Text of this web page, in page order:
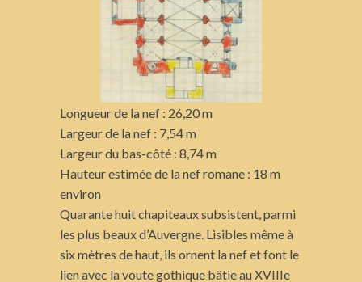
Longueur de la nef : 26,20 m
Largeur de la nef : 7,54 m
Largeur du bas-côté : 8,74 m
Hauteur estimée de la nef romane : 18 m
environ
Quarante huit chapiteaux subsistent, parmi
les plus beaux d’Auvergne. Lisibles même à
six mètres de haut, ils ornent la nef et font le
lien avec la voute gothique bâtie au XVIIIe